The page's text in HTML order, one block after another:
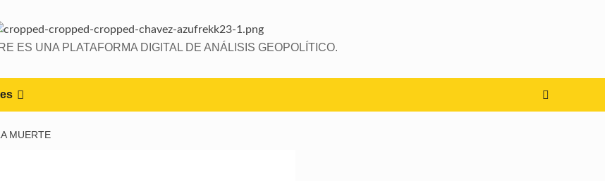
ES UNA PLATAFORMA DIGITAL DE ANÁLISIS GEOPOLÍTICO.
MUERTE